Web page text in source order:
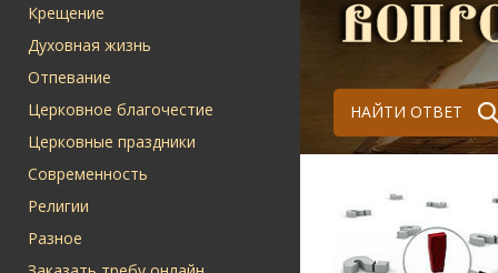
Крещение
Духовная жизнь
Отпевание
Церковное благочестие
Церковные праздники
Современность
Религии
Разное
НАЙТИ ОТВЕТ